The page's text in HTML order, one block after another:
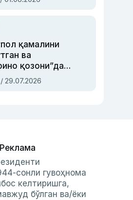
айбловлардан
қамалини
ва
қозони”дан
қаҳрамон —
армияси бош
29.07.2026
Реклама
сонли гувоҳнома
келтиришга,
бўлган ва/ёки